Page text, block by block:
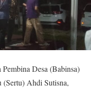
Pembina Desa (Babinsa)
Ahdi Sutisna,